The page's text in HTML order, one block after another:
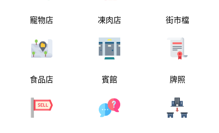
寵物店 凍肉店 街市檔
食品店 賓館 牌照